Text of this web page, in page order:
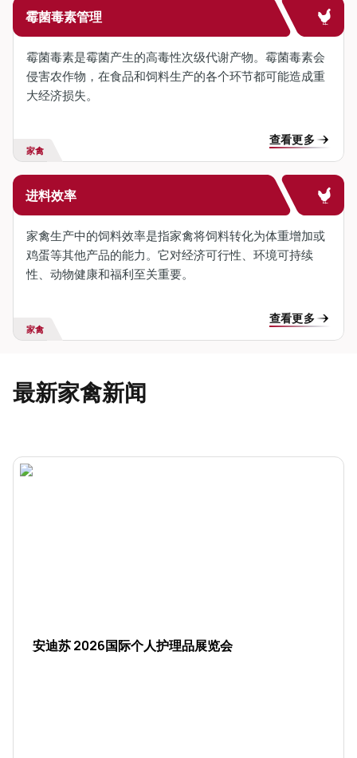
霉菌毒素管理
霉菌毒素是霉菌产生的高毒性次级代谢产物。 霉菌毒素会
侵害农作物，在食品和饲料生产的各个环节都可能造成重
大经济损失。
查看更多
家禽
进料效率
家禽生产中的饲料效率是指家禽将饲料转化为体重增加或
鸡蛋等其他产品的能力。它对经济可行性、环境可持续
性、动物健康和福利至关重要。
查看更多
家禽
最新家禽新闻
安迪苏 2026国际个人护理品展览会